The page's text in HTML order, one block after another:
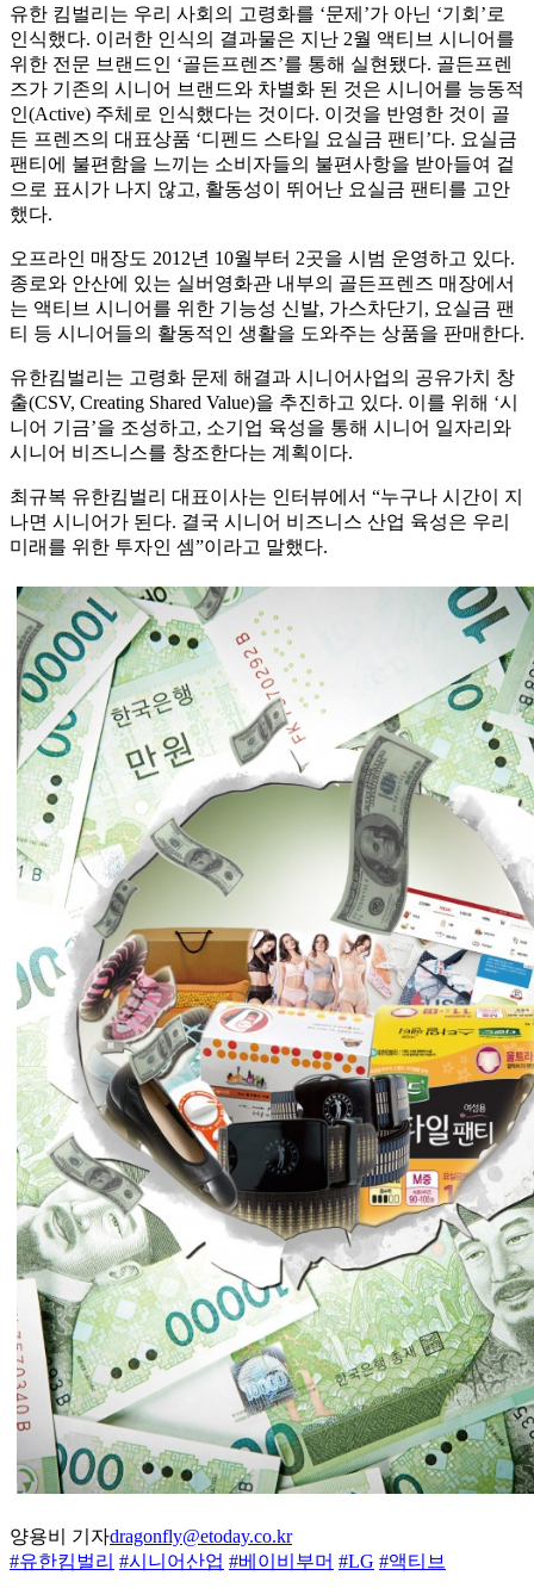
유한 킴벌리는 우리 사회의 고령화를 ‘문제’가 아닌 ‘기회’로
인식했다. 이러한 인식의 결과물은 지난 2월 액티브 시니어를
위한 전문 브랜드인 ‘골든프렌즈’를 통해 실현됐다. 골든프렌
즈가 기존의 시니어 브랜드와 차별화 된 것은 시니어를 능동적
인(Active) 주체로 인식했다는 것이다. 이것을 반영한 것이 골
든 프렌즈의 대표상품 ‘디펜드 스타일 요실금 팬티’다. 요실금
팬티에 불편함을 느끼는 소비자들의 불편사항을 받아들여 겉
으로 표시가 나지 않고, 활동성이 뛰어난 요실금 팬티를 고안
했다.
오프라인 매장도 2012년 10월부터 2곳을 시범 운영하고 있다.
종로와 안산에 있는 실버영화관 내부의 골든프렌즈 매장에서
는 액티브 시니어를 위한 기능성 신발, 가스차단기, 요실금 팬
티 등 시니어들의 활동적인 생활을 도와주는 상품을 판매한다.
유한킴벌리는 고령화 문제 해결과 시니어사업의 공유가치 창
출(CSV, Creating Shared Value)을 추진하고 있다. 이를 위해 ‘시
니어 기금’을 조성하고, 소기업 육성을 통해 시니어 일자리와
시니어 비즈니스를 창조한다는 계획이다.
최규복 유한킴벌리 대표이사는 인터뷰에서 “누구나 시간이 지
나면 시니어가 된다. 결국 시니어 비즈니스 산업 육성은 우리
미래를 위한 투자인 셈”이라고 말했다.
양용비 기자dragonfly@etoday.co.kr
#유한킴벌리 #시니어산업 #베이비부머 #LG #액티브